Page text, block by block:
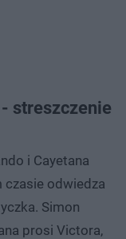
streszczenie
i Cayetana
czasie odwiedza
Simon
prosi Victora,